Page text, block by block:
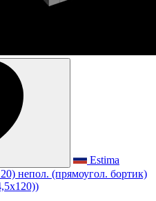
Estima
непол. (прямоугол. бортик)